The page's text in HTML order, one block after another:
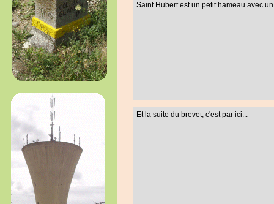
Saint Hubert est un petit hameau avec
Et la suite du brevet, c'est par ici...